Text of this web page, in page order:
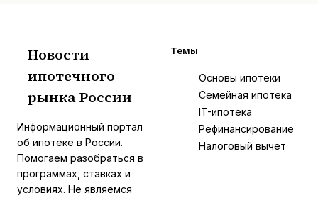
Новости
ипотечного
рынка России
Информационный портал
об ипотеке в России.
Помогаем разобраться в
программах, ставках и
условиях. Не являемся
Темы
Основы ипотеки
Семейная ипотека
IT-ипотека
Рефинансирование
Налоговый вычет